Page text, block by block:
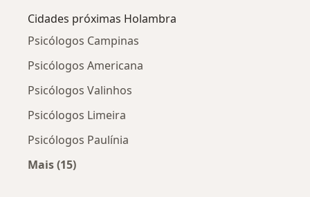
Cidades próximas Holambra
Psicólogos Campinas
Psicólogos Americana
Psicólogos Valinhos
Psicólogos Limeira
Psicólogos Paulínia
Mais (15)